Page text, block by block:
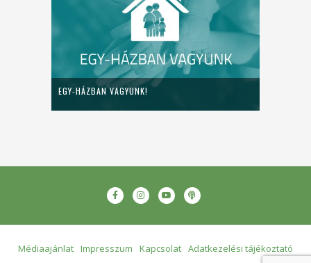
EGY-HÁZBAN VAGYUNK!
Médiaajánlat Impresszum Kapcsolat Adatkezelési tájékoztató